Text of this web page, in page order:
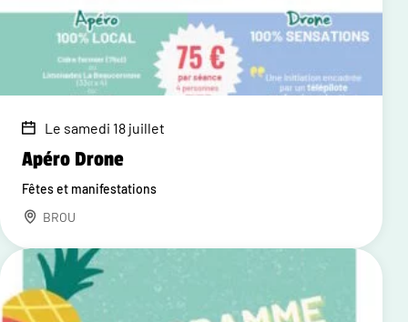
Le samedi 18 juillet
Apéro Drone
Fêtes et manifestations
BROU